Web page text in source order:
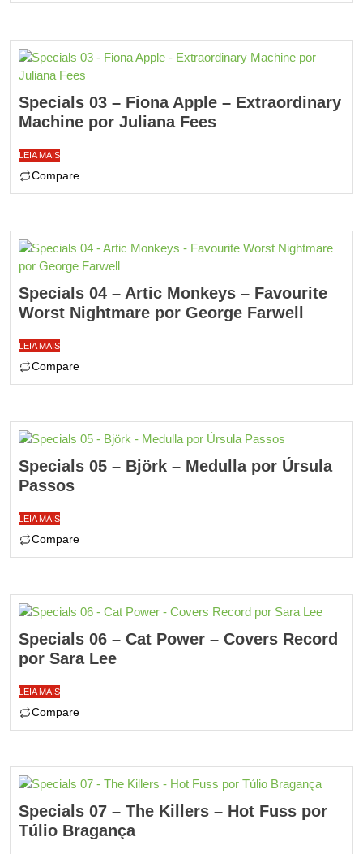
Specials 03 – Fiona Apple – Extraordinary
Machine por Juliana Fees
LEIA MAIS
Compare
Specials 04 – Artic Monkeys – Favourite
Worst Nightmare por George Farwell
LEIA MAIS
Compare
Specials 05 – Björk – Medulla por Úrsula
Passos
LEIA MAIS
Compare
Specials 06 – Cat Power – Covers Record
por Sara Lee
LEIA MAIS
Compare
Specials 07 – The Killers – Hot Fuss por
Túlio Bragança